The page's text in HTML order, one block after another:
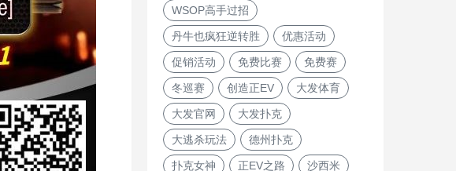
WSOP高手过招
丹牛也疯狂逆转胜 优惠活动
促销活动 免费比赛 免费赛
冬巡赛 创造正EV 大发体育
大发官网 大发扑克
大逃杀玩法 德州扑克
扑克女神 正EV之路 沙西米